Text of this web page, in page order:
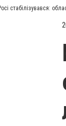
стабілізувався: